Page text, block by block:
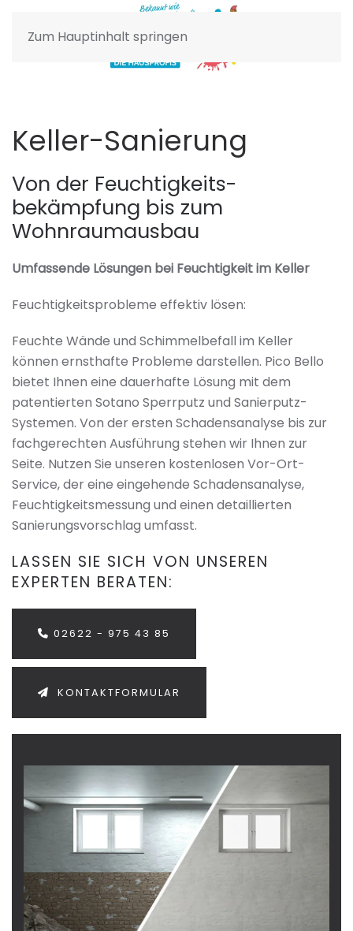
Zum Hauptinhalt springen
Keller-Sanierung
Von der Feuchtigkeits­
bekämpfung bis zum
Wohnraumausbau
Umfassende Lösungen bei Feuchtigkeit im Keller
Feuchtigkeitsprobleme effektiv lösen:
Feuchte Wände und Schimmelbefall im Keller
können ernsthafte Probleme darstellen. Pico Bello
bietet Ihnen eine dauerhafte Lösung mit dem
patentierten Sotano Sperrputz und Sanierputz-
Systemen. Von der ersten Schadensanalyse bis zur
fachgerechten Ausführung stehen wir Ihnen zur
Seite. Nutzen Sie unseren kostenlosen Vor-Ort-
Service, der eine eingehende Schadensanalyse,
Feuchtigkeitsmessung und einen detaillierten
Sanierungsvorschlag umfasst.
LASSEN SIE SICH VON UNSEREN
EXPERTEN BERATEN:
02622 - 975 43 85
KONTAKTFORMULAR